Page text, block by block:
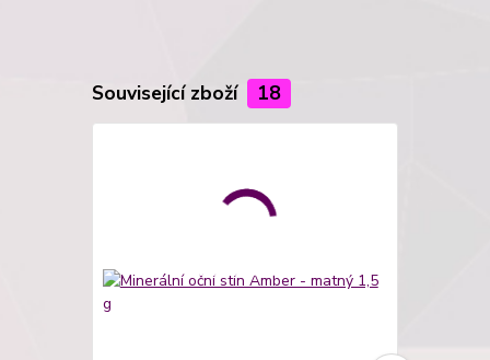
Související zboží 18